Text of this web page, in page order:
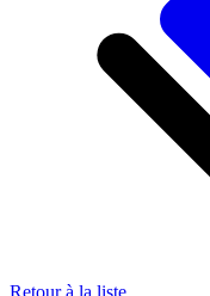
Retour à la liste